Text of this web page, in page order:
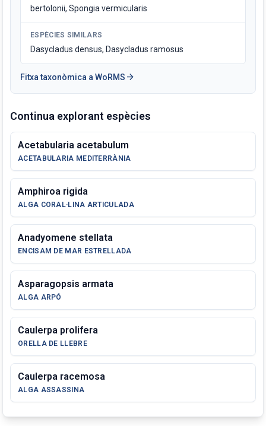
bertolonii, Spongia vermicularis
ESPÈCIES SIMILARS
Dasycladus densus, Dasycladus ramosus
Fitxa taxonòmica a WoRMS arrow_forward
Continua explorant espècies
Acetabularia acetabulum
ACETABULARIA MEDITERRÀNIA
Amphiroa rigida
ALGA CORAL·LINA ARTICULADA
Anadyomene stellata
ENCISAM DE MAR ESTRELLADA
Asparagopsis armata
ALGA ARPÓ
Caulerpa prolifera
ORELLA DE LLEBRE
Caulerpa racemosa
ALGA ASSASSINA